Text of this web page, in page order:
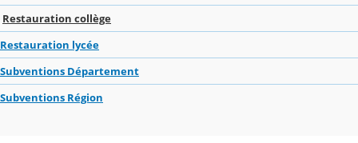
Restauration collège
Restauration lycée
Subventions Département
Subventions Région